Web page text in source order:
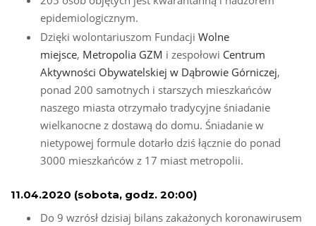
epidemiologicznym.
Dzięki wolontariuszom Fundacji Wolne
miejsce, Metropolia GZM i zespołowi Centrum
Aktywności Obywatelskiej w Dąbrowie Górniczej,
ponad 200 samotnych i starszych mieszkańców
naszego miasta otrzymało tradycyjne śniadanie
wielkanocne z dostawą do domu. Śniadanie w
nietypowej formule dotarło dziś łącznie do ponad
3000 mieszkańców z 17 miast metropolii.
11.04.2020 (sobota, godz. 20:00)
Do 9 wzrósł dzisiaj bilans zakażonych koronawirusem